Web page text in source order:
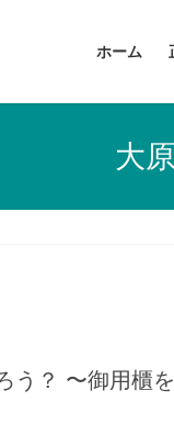
ホーム
大
う？ 〜御用櫃